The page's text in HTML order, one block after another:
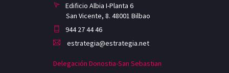
Edificio Albia I-Planta 6
San Vicente, 8. 48001 Bilbao
944 27 44 46
estrategia@estrategia.net
Delegación Donostia-San Sebastian